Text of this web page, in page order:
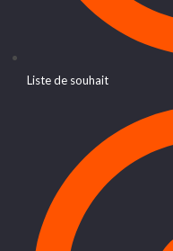
Liste de souhait